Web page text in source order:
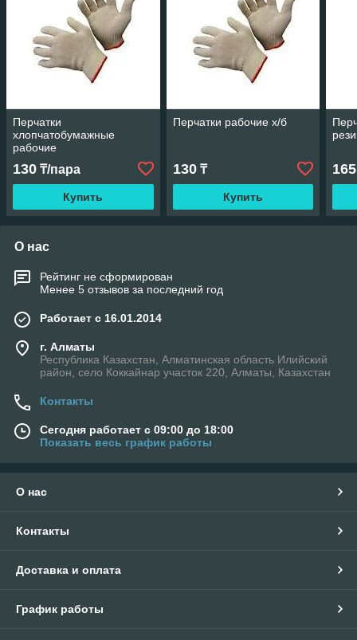
Перчатки
хлопчатобумажные
рабочие
130 ₸/пара
Купить
Перчатки рабочие х/б
130₸
Купить
165
О нас
Рейтинг не сформирован
Менее 5 отзывов за последний год
Работает с 16.01.2014
г. Алматы
Республика Казахстан, Алматинская область Илийский
район, село Коккайнар участок 220, Алматы, Казахстан
Контакты
Сегодня работает с 09:00 до 18:00
Показать весь график работы
О нас
Контакты
Доставка и оплата
График работы